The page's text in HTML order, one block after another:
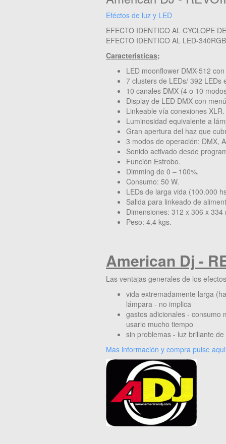
Eféctos de luz y LED
EFECTO IDENTICO AL CYCLOPE
EFECTO IDENTICO AL LED-
Caracteristicas;
LED moonflower DMX-512
7 clusters de LEDs/ 392 LEDs
10 canales DMX (4 o 10
Display de LED DMX con
Linkeable vía conexiones XLR.
Luminosidad equivalente a
Gran apertura del haz que
3 modos de operación: DMX,
Sonido activado desde
Función Estrobo.
Dimming de 0 – 100%.
Consumo: 50 W.
LEDs de larga vida (100.000
Salida para linkeado de
Dimensiones: 312 x 306 x 334
Peso: 4.4 kgs.
American Dj -
Las ventajas generales de los
vida extremadamente larga
lámpara - no implica
gastos adicionales - consumo
usarlo mucho tiempo
sin problemas - luz brillante
Mas información y compra pulse